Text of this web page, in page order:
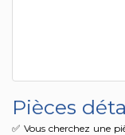
Pièces
✅ Vous cherchez une